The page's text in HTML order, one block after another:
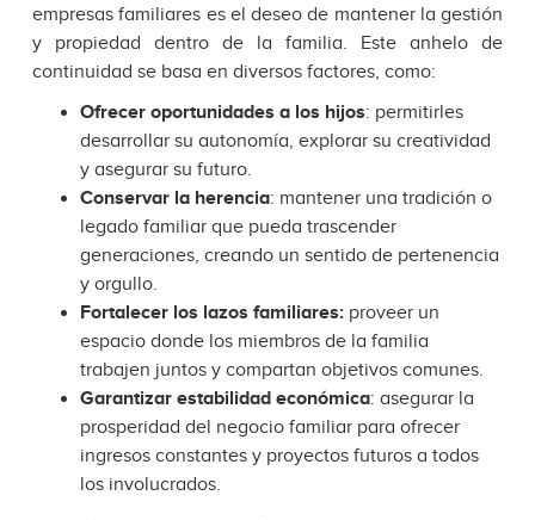
empresas familiares es el deseo de mantener la gestión
y propiedad dentro de la familia. Este anhelo de
continuidad se basa en diversos factores, como:
Ofrecer oportunidades a los hijos: permitirles
desarrollar su autonomía, explorar su creatividad
y asegurar su futuro.
Conservar la herencia: mantener una tradición o
legado familiar que pueda trascender
generaciones, creando un sentido de pertenencia
y orgullo.
Fortalecer los lazos familiares: proveer un
espacio donde los miembros de la familia
trabajen juntos y compartan objetivos comunes.
Garantizar estabilidad económica: asegurar la
prosperidad del negocio familiar para ofrecer
ingresos constantes y proyectos futuros a todos
los involucrados.